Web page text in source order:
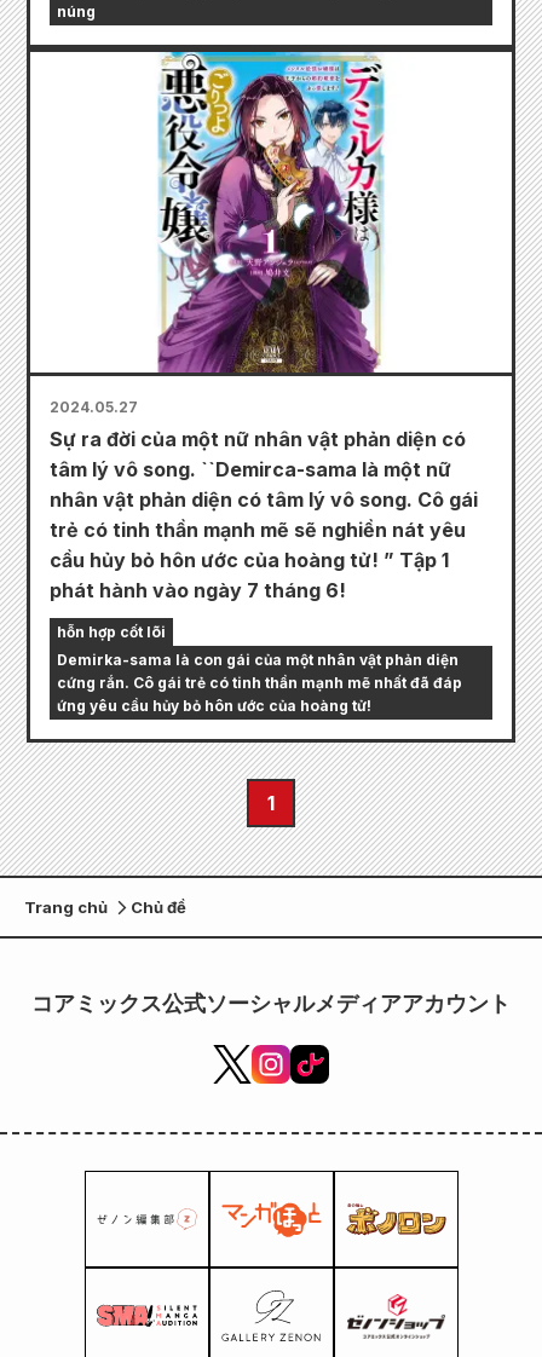
núng
2024.05.27
Sự ra đời của một nữ nhân vật phản diện có
tâm lý vô song. ``Demirca-sama là một nữ
nhân vật phản diện có tâm lý vô song. Cô gái
trẻ có tinh thần mạnh mẽ sẽ nghiền nát yêu
cầu hủy bỏ hôn ước của hoàng tử! ” Tập 1
phát hành vào ngày 7 tháng 6!
hỗn hợp cốt lõi
Demirka-sama là con gái của một nhân vật phản diện
cứng rắn. Cô gái trẻ có tinh thần mạnh mẽ nhất đã đáp
ứng yêu cầu hủy bỏ hôn ước của hoàng tử!
1
Trang chủ Chủ đề
コアミックス公式ソーシャルメディアアカウント